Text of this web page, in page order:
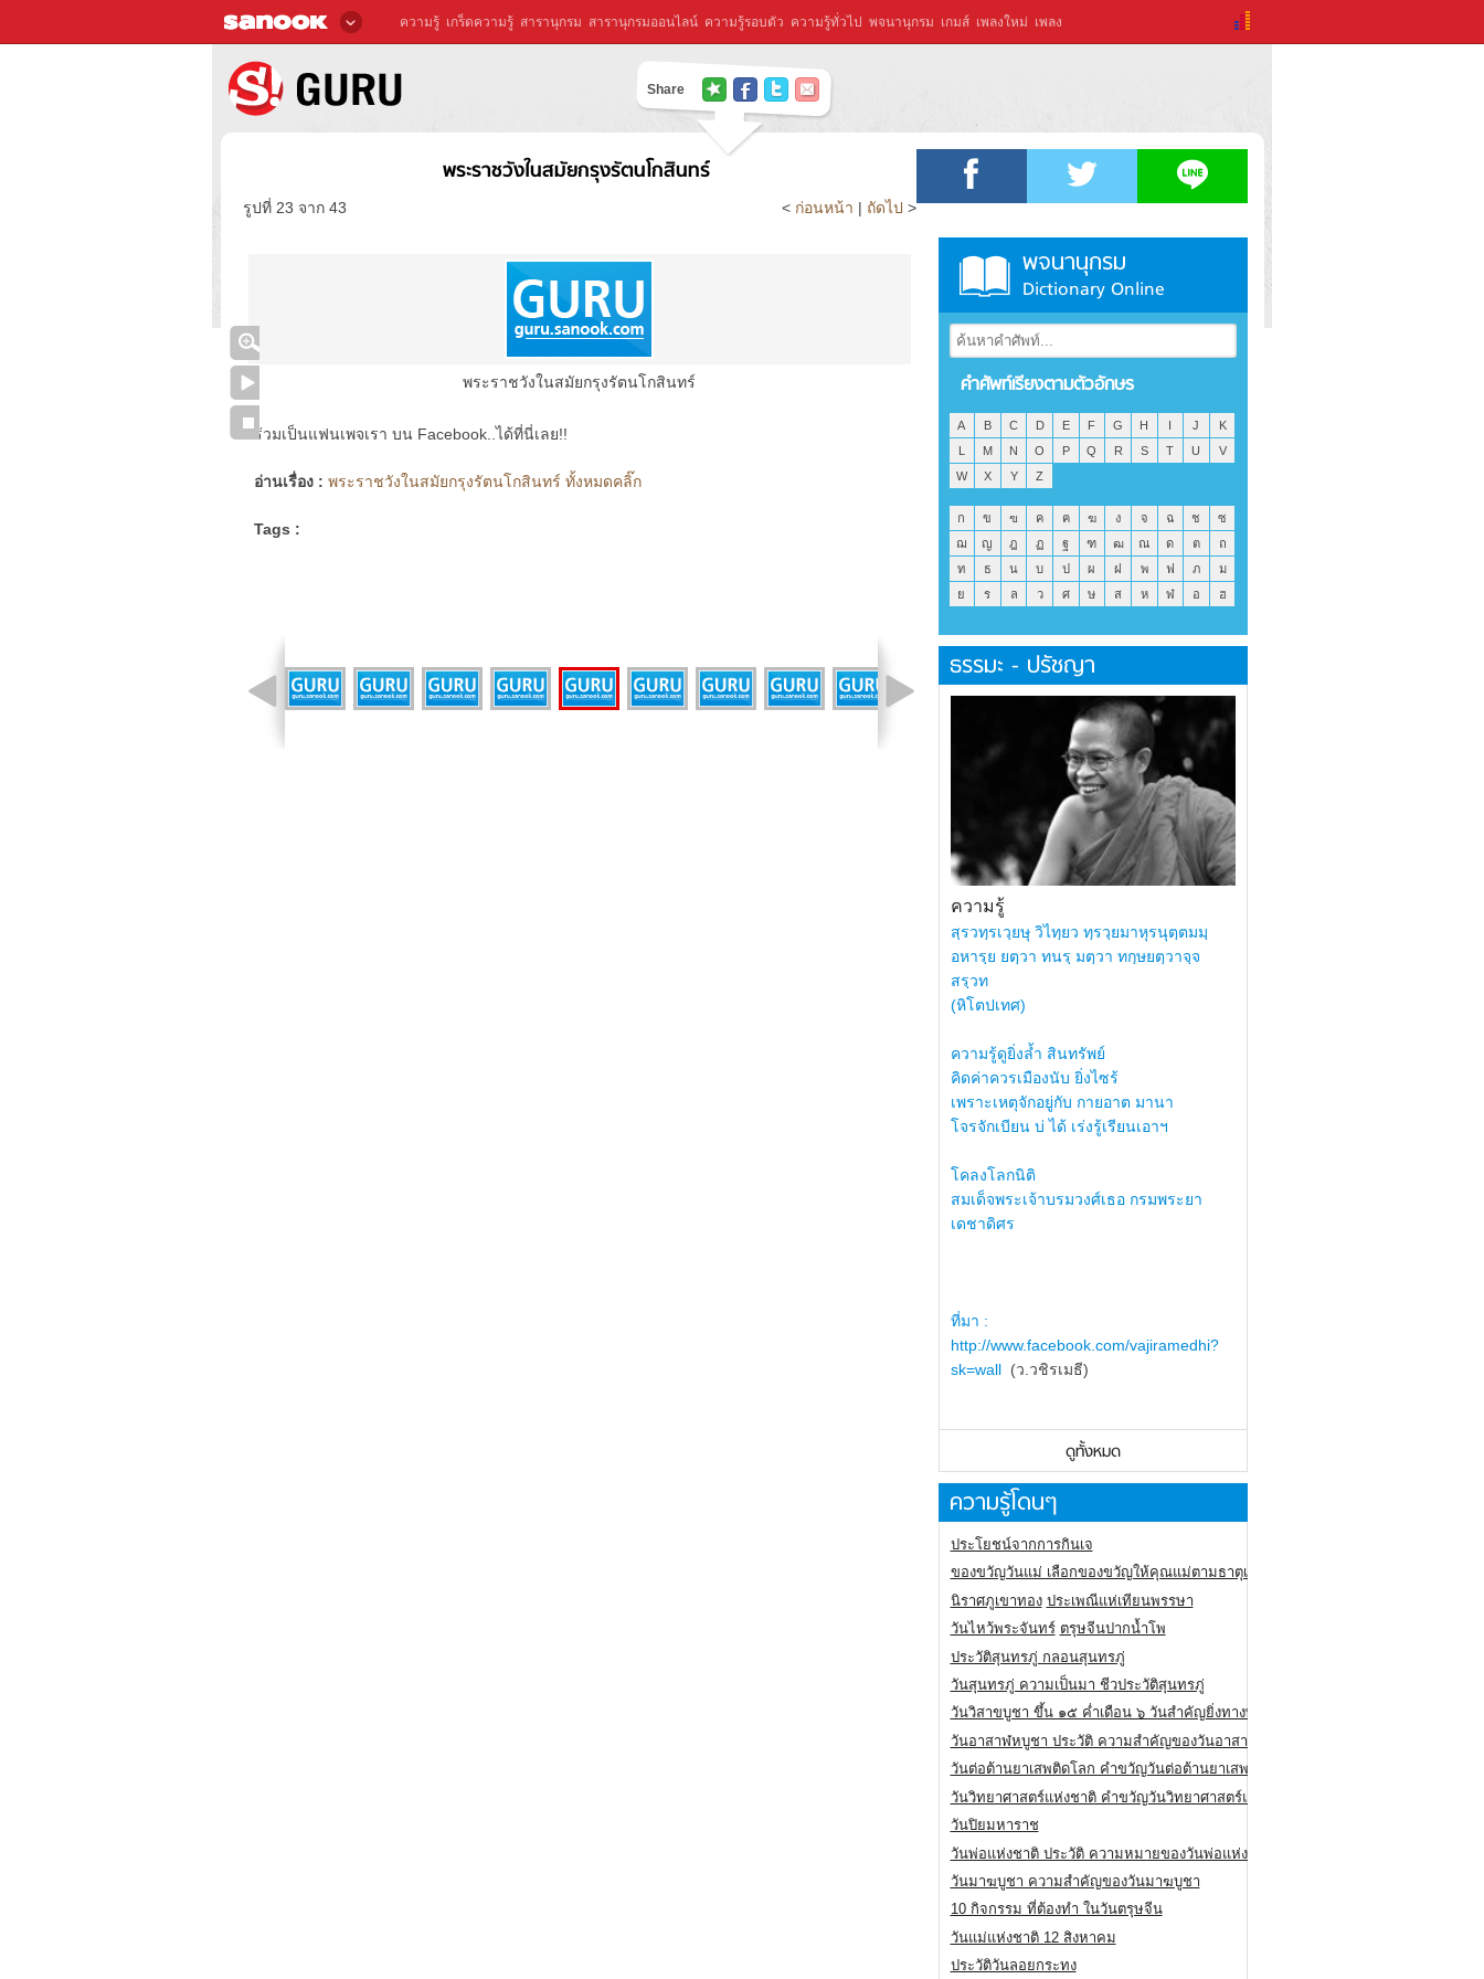
ความรู้ เกร็ดความรู้ สารานุกรม สารานุกรมออนไลน์ ความรู้รอบตัว ความรู้ทั่วไป พจนานุกรม เกมส์ เพลงใหม่ เพลง
Share
พระราชวังในสมัยกรุงรัตนโกสินทร์
รูปที่ 23 จาก 43 < ก่อนหน้า | ถัดไป >
พระราชวังในสมัยกรุงรัตนโกสินทร์
ร่วมเป็นแฟนเพจเรา บน Facebook..ได้ที่นี่เลย!!
อ่านเรื่อง : พระราชวังในสมัยกรุงรัตนโกสินทร์ ทั้งหมดคลิ๊ก
Tags :
พจนานุกรม
Dictionary Online
คำศัพท์เรียงตามตัวอักษร
A B C D E F G H I J
K
L
M N O P Q R S T U
V
W
X Y Z
ก ข ฃ ค ฅ ฆ ง จ ฉ ช
ซ
ฌ
ญ ฎ ฏ ฐ ฑ ฒ ณ ด ต
ถ
ท
ธ น บ ป ผ ฝ พ ฟ ภ
ม
ย
ร ล ว ศ ษ ส ห ฬ อ ฮ
ธรรมะ - ปรัชญา
ความรู้
สฺรวทฺรเวฺยษุ วิไทฺยว ทฺรวฺยมาหุรนุตฺตมมฺ
อหารฺย ยตฺวา ทนรฺ มตฺวา ทกฺษยตฺวาจฺจ
สรฺวท
(หิโตปเทศ)
ความรู้ดูยิ่งล้ำ สินทรัพย์
คิดค่าควรเมืองนับ ยิ่งไซร้
เพราะเหตุจักอยู่กับ กายอาต มานา
โจรจักเบียน บ่ ได้ เร่งรู้เรียนเอาฯ
โคลงโลกนิติ
สมเด็จพระเจ้าบรมวงศ์เธอ กรมพระยา
เดชาดิศร
ที่มา :
http://www.facebook.com/vajiramedhi?
sk=wall(ว.วชิรเมธี)
ดูทั้งหมด
ความรู้โดนๆ
ประโยชน์จากการกินเจ
ของขวัญวันแม่ เลือกของขวัญให้คุณแม่ตามธาตุเกิด
นิราศภูเขาทอง ประเพณีแห่เทียนพรรษา
วันไหว้พระจันทร์ ตรุษจีนปากน้ำโพ
ประวัติสุนทรภู่ กลอนสุนทรภู่
วันสุนทรภู่ ความเป็นมา ชีวประวัติสุนทรภู่
วันวิสาขบูชา ขึ้น ๑๕ ค่ำเดือน ๖ วันสำคัญยิ่งทางพระพุทธศาสนา
วันอาสาฬหบูชา ประวัติ ความสําคัญของวันอาสาฬหบูชา
วันต่อต้านยาเสพติดโลก คำขวัญวันต่อต้านยาเสพติดสากล
วันวิทยาศาสตร์แห่งชาติ คำขวัญวันวิทยาศาสตร์แห่งชาติ
วันปิยมหาราช
วันพ่อแห่งชาติ ประวัติ ความหมายของวันพ่อแห่งชาติ
วันมาฆบูชา ความสำคัญของวันมาฆบูชา
10 กิจกรรม ที่ต้องทำ ในวันตรุษจีน
วันแม่แห่งชาติ 12 สิงหาคม
ประวัติวันลอยกระทง